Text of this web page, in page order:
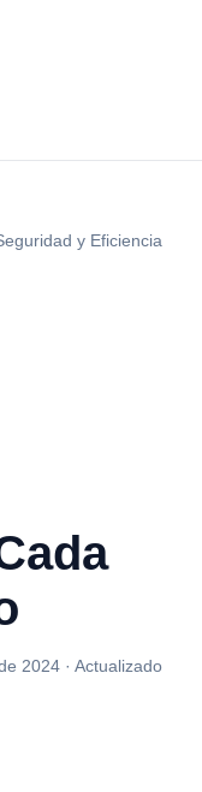
y Eficiencia
2024 · Actualizado